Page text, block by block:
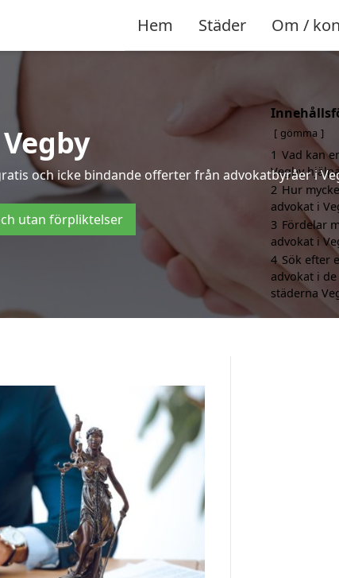
Hem Städer Om /
och icke bindande offerter från advokatbyråer i
utan förpliktelser
gömma
1 Vad kan
Vegby
2 Hur
advokat i
3 Fördelar
advokat i
4 Sök efter
advokat i
städerna